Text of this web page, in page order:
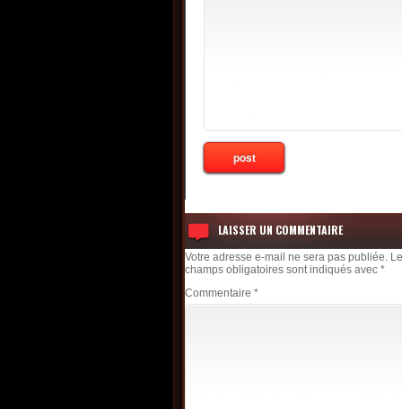
LAISSER UN COMMENTAIRE
Votre adresse e-mail ne sera pas publiée.
champs obligatoires sont indiqués avec *
Commentaire *